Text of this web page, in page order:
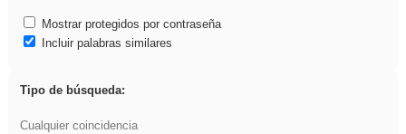
Mostrar protegidos por contraseña
Incluir palabras similares
Tipo de búsqueda:
Cualquier coincidencia